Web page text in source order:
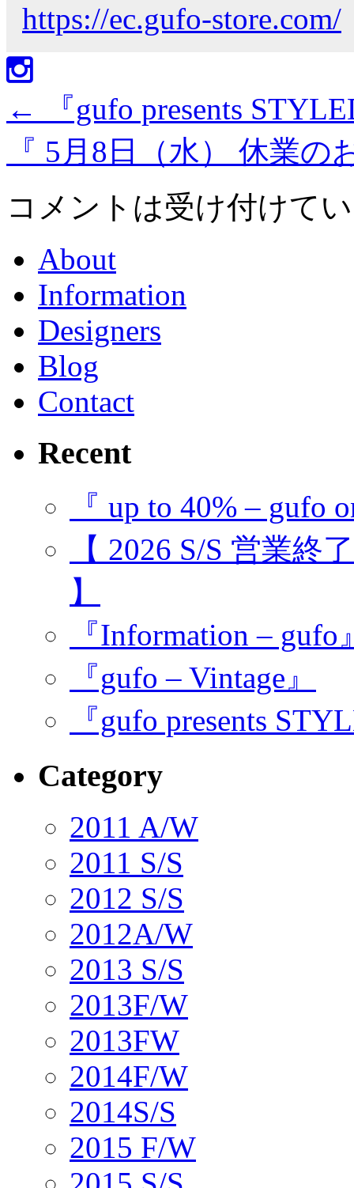
https://ec.gufo-store.com/
←
『gufo presents
『 5月8日（水） 休業
コメントは受け付けて
About
Information
Designers
Blog
Contact
Recent
『 up to 40% – gufo
【 2026 S/S 営業終
】
『Information – gufo
『gufo – Vintage』
『gufo presents
Category
2011 A/W
2011 S/S
2012 S/S
2012A/W
2013 S/S
2013F/W
2013FW
2014F/W
2014S/S
2015 F/W